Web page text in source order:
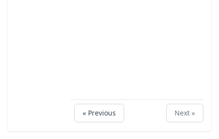
« Previous Next »